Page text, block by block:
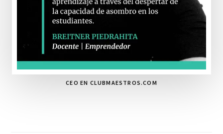
CEO EN CLUBMAESTROS.COM